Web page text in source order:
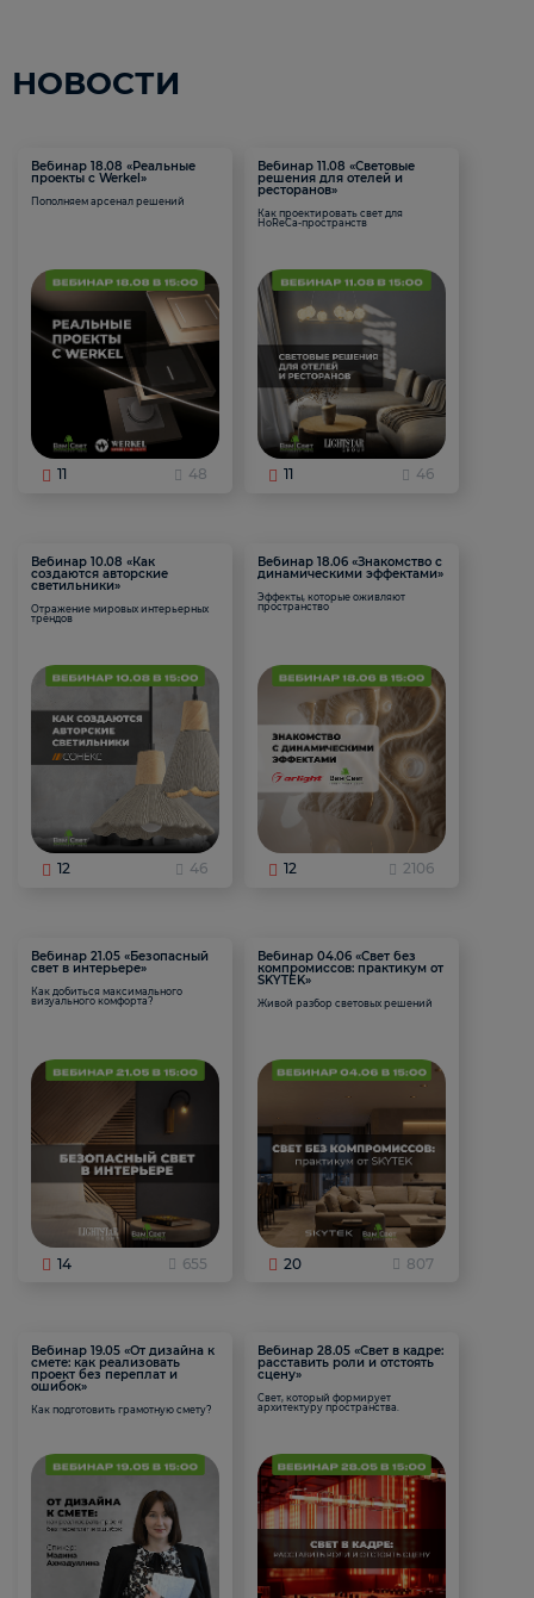
НОВОСТИ
Вебинар 18.08 «Реальные
проекты с Werkel»
Пополняем арсенал решений
11 48
Вебинар 11.08 «Световые
решения для отелей и
ресторанов»
Как проектировать свет для
HoReCa-пространств
11 46
Вебинар 10.08 «Как
создаются авторские
светильники»
Отражение мировых интерьерных
трендов
12 46
Вебинар 18.06 «Знакомство с
динамическими эффектами»
Эффекты, которые оживляют
пространство
12 2106
Вебинар 21.05 «Безопасный
свет в интерьере»
Как добиться максимального
визуального комфорта?
14 655
Вебинар 04.06 «Свет без
компромиссов: практикум от
SKYTEK»
Живой разбор световых решений
20 807
Вебинар 19.05 «От дизайна к
смете: как реализовать
проект без переплат и
ошибок»
Как подготовить грамотную смету?
Вебинар 28.05 «Свет в кадре:
расставить роли и отстоять
сцену»
Свет, который формирует
архитектуру пространства.